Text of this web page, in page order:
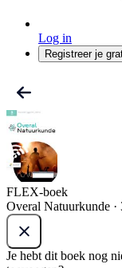
Log in
Registreer je
FLEX-boek
Overal Natuurkunde ·
Je hebt dit boek nog